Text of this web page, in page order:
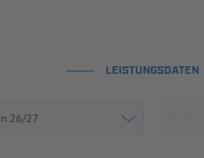
LEISTUNGSDATEN